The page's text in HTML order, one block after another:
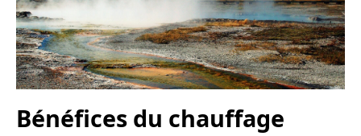
Bénéfices du chauffage